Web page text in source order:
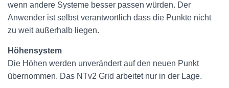
wenn andere Systeme besser passen würden. Der
Anwender ist selbst verantwortlich dass die Punkte nicht
zu weit außerhalb liegen.
Höhensystem
Die Höhen werden unverändert auf den neuen Punkt
übernommen. Das NTv2 Grid arbeitet nur in der Lage.